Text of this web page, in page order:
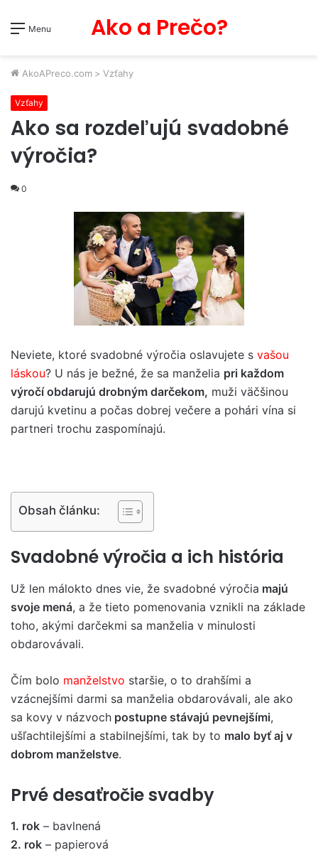
Menu Ako a Prečo?
AkoAPreco.com > Vzťahy
Vzťahy
Ako sa rozdeľujú svadobné
výročia?
0
Neviete, ktoré svadobné výročia oslavujete s vašou
láskou? U nás je bežné, že sa manželia pri každom
výročí obdarujú drobným darčekom, muži väčšinou
darujú kvetinu a počas dobrej večere a pohári vína si
partneri trochu zaspomínajú.
Obsah článku:
Svadobné výročia a ich história
Už len málokto dnes vie, že svadobné výročia majú
svoje mená, a že tieto pomenovania vznikli na základe
toho, akými darčekmi sa manželia v minulosti
obdarovávali.
Čím bolo manželstvo staršie, o to drahšími a
vzácnejšími darmi sa manželia obdarovávali, ale ako
sa kovy v názvoch postupne stávajú pevnejšími,
ušľachtilejšími a stabilnejšími, tak by to malo byť aj v
dobrom manželstve.
Prvé desaťročie svadby
1. rok – bavlnená
2. rok – papierová